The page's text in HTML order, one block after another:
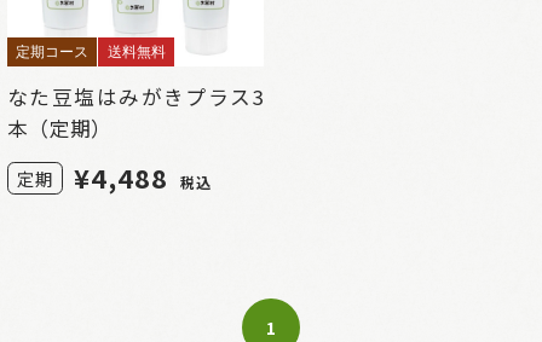
定期コース 送料無料
なた豆塩はみがきプラス3
本（定期）
定期 ¥4,488 税込
1